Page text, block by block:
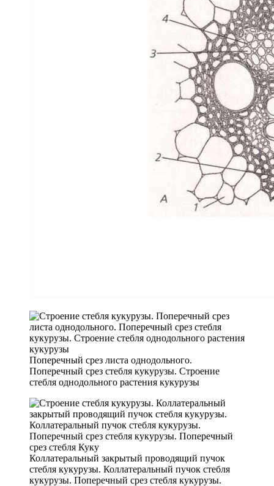
Поперечный срез листа однодольного.
Поперечный срез стебля кукурузы. Строение
стебля однодольного растения кукурузы
Коллатеральный закрытый проводящий пучок
стебля кукурузы. Коллатеральный пучок стебля
кукурузы. Поперечный срез стебля кукурузы.